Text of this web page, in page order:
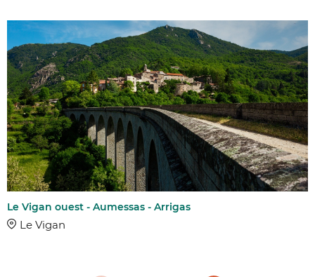
Le Vigan ouest - Aumessas - Arrigas
Le Vigan